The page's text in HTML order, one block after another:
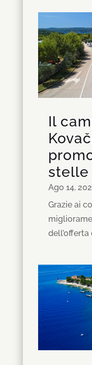
Il
stelle
Ago 14,
Grazie ai
dell’offerta